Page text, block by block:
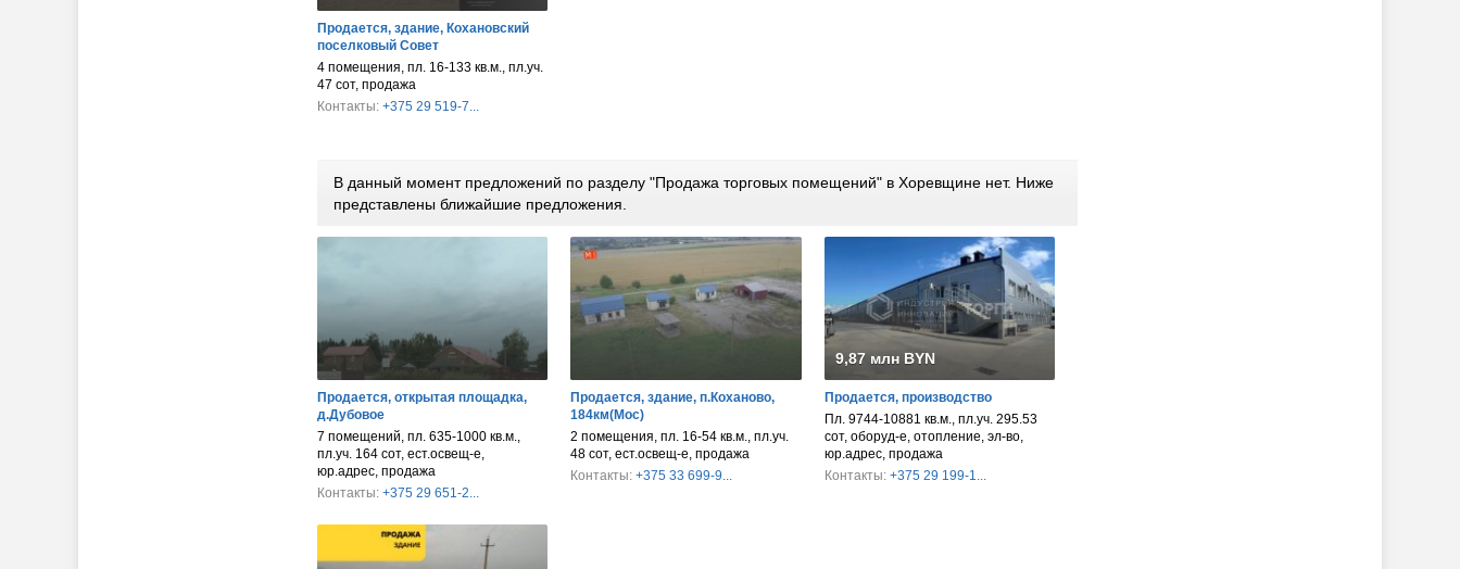
Продается, здание, Кохановский
поселковый Совет
4 помещения, пл. 16-133 кв.м., пл.уч.
47 сот, продажа
Контакты: +375 29 519-7...
В данный момент предложений по разделу "Продажа торговых помещений" в Хоревщине нет. Ниже
представлены ближайшие предложения.
Продается, открытая площадка,
д.Дубовое
7 помещений, пл. 635-1000 кв.м.,
пл.уч. 164 сот, ест.освещ-е,
юр.адрес, продажа
Контакты: +375 29 651-2...
Продается, здание, п.Коханово,
184км(Мос)
2 помещения, пл. 16-54 кв.м., пл.уч.
48 сот, ест.освещ-е, продажа
Контакты: +375 33 699-9...
9,87 млн BYN
Продается, производство
Пл. 9744-10881 кв.м., пл.уч. 295.53
сот, оборуд-е, отопление, эл-во,
юр.адрес, продажа
Контакты: +375 29 199-1...